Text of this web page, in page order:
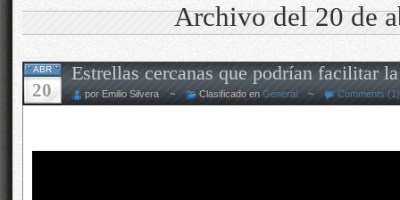
Archivo del 20 de
ABR
20
Estrellas cercanas que podrían facilitar
por Emilio Silvera ~ Clasificado en General ~ Comments (1)